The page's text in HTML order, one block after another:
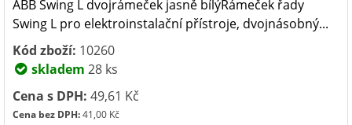
ABB Swing L dvojrámeček jasně bílýRámeček řady
Swing L pro elektroinstalační přístroje, dvojnásobný...
Kód zboží: 10260
skladem 28 ks
Cena s DPH: 49,61 Kč
Cena bez DPH:41,00 Kč